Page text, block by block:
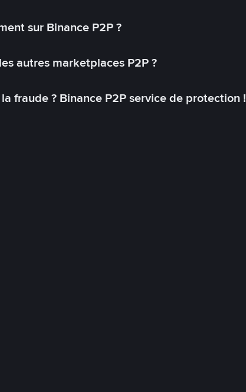
sur Binance P2P ?
autres marketplaces P2P ?
fraude ? Binance P2P service de protection !